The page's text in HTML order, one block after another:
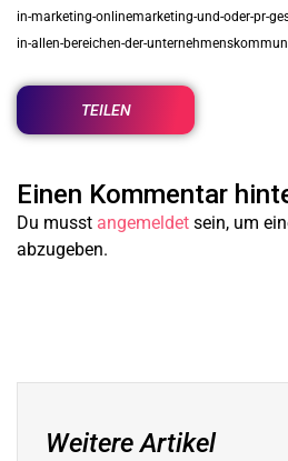
in-marketing-onlinemarketing-und-oder-pr-
in-allen-bereichen-der-
TEILEN
Einen Kommentar
Du musst angemeldet sein, um
abzugeben.
Weitere Artikel